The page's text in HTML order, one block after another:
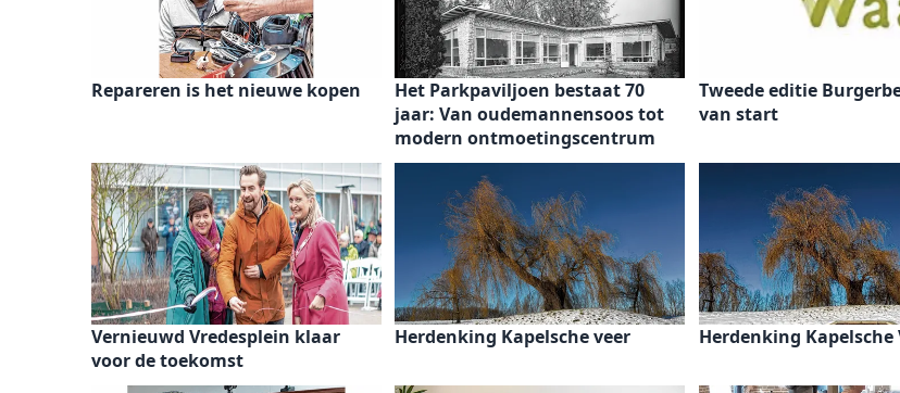
Repareren is het nieuwe kopen
Het Parkpaviljoen bestaat 70
jaar: Van oudemannensoos tot
modern ontmoetingscentrum
Tweede editie
van start
Vernieuwd Vredesplein klaar
voor de toekomst
Herdenking Kapelsche veer Herdenking Kapelsche